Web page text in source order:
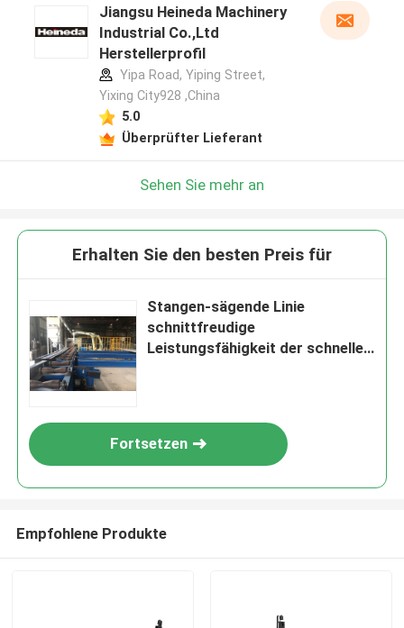
Jiangsu Heineda Machinery
Industrial Co.,Ltd
Herstellerprofil
Yipa Road, Yiping Street,
Yixing City928 ,China
5.0
Überprüfter Lieferant
Sehen Sie mehr an
Erhalten Sie den besten Preis für
Stangen-sägende Linie
schnittfreudige
Leistungsfähigkeit der schnellen
Fortsetzen
Empfohlene Produkte